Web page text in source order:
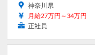
神奈川県
月給27万円～34万円
正社員